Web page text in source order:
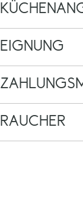
EIGNUNG
RAUCHER